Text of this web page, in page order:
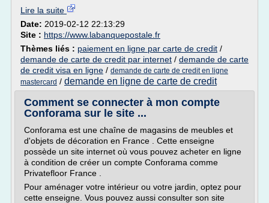
Lire la suite
Date: 2019-02-12 22:13:29
Site : https://www.labanquepostale.fr
Thèmes liés : paiement en ligne par carte de credit /
demande de carte de credit par internet / demande de carte
de credit visa en ligne / demande de carte de credit en ligne
mastercard / demande en ligne de carte de credit
Comment se connecter à mon compte
Conforama sur le site ...
Conforama est une chaîne de magasins de meubles et
d'objets de décoration en France . Cette enseigne
possède un site internet où vous pouvez acheter en ligne
à condition de créer un compte Conforama comme
Privatefloor France .
Pour aménager votre intérieur ou votre jardin, optez pour
cette enseigne. Vous pouvez aussi consulter son site